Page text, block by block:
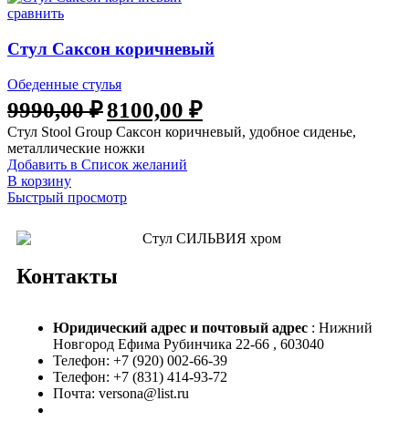
сравнить
Стул Саксон коричневый
Обеденные стулья
9990,00₽8100,00 ₽
Стул Stool Group Саксон коричневый, удобное сиденье,
металлические ножки
Добавить в Список желаний
В корзину
Быстрый просмотр
Контакты
Юридический адрес и почтовый адрес : Нижний
Новгород Ефима Рубинчика 22-66 , 603040
Телефон: +7 (920) 002-66-39
Телефон: +7 (831) 414-93-72
Почта: versona@list.ru